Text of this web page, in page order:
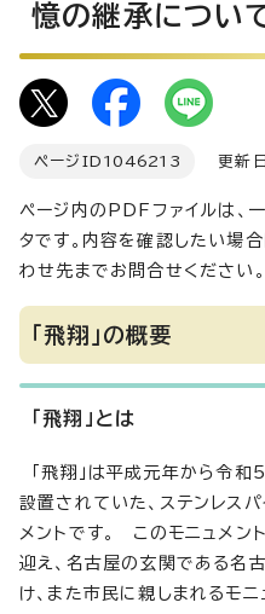
憶の継承につい
ページID 1046213 更新
ページ内のPDFファイルは、
タです。内容を確認したい場
わせ先までお問合せください。
「飛翔」の概要
「飛翔」とは
「飛翔」は平成元年から令和
設置されていた、ステンレス
メントです。 このモニュメン
迎え、名古屋の玄関である名
け、また市民に親しまれるモ